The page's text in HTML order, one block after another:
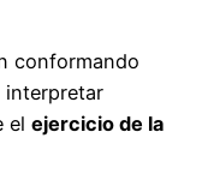
conformando
interpretar
el ejercicio de la